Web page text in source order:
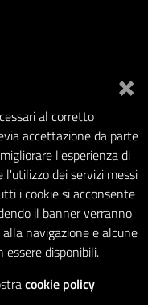
×
al corretto
accettazione da parte
l'esperienza di
dei servizi messi
i cookie si acconsente
il banner verranno
navigazione e alcune
disponibili.
cookie policy